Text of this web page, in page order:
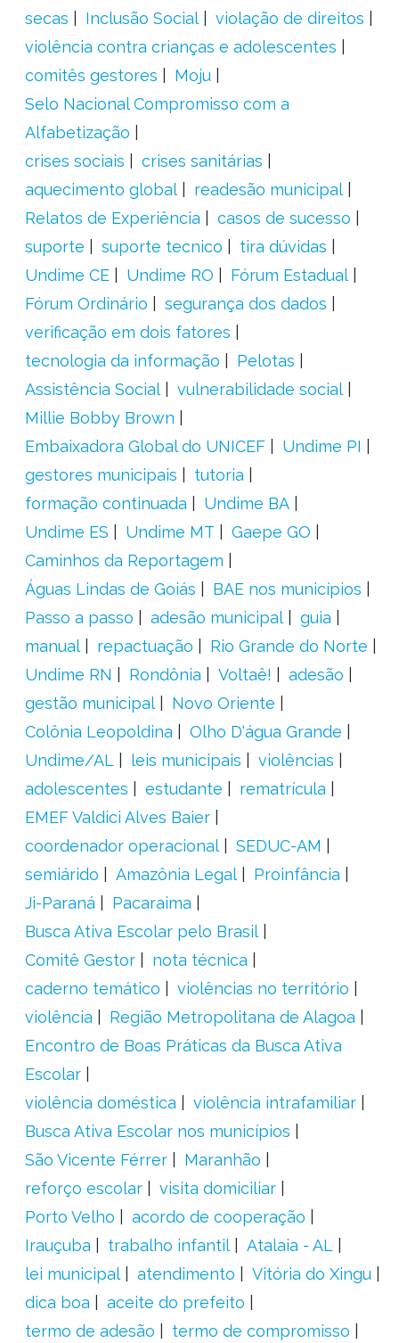
secas
Inclusão Social
violação de direitos
violência contra crianças e adolescentes
comitês gestores
Moju
Selo Nacional Compromisso com a
Alfabetização
crises sociais
crises sanitárias
aquecimento global
readesão municipal
Relatos de Experiência
casos de sucesso
suporte
suporte tecnico
tira dúvidas
Undime CE
Undime RO
Fórum Estadual
Fórum Ordinário
segurança dos dados
verificação em dois fatores
tecnologia da informação
Pelotas
Assistência Social
vulnerabilidade social
Millie Bobby Brown
Embaixadora Global do UNICEF
Undime PI
gestores municipais
tutoria
formação continuada
Undime BA
Undime ES
Undime MT
Gaepe GO
Caminhos da Reportagem
Águas Lindas de Goiás
BAE nos municípios
Passo a passo
adesão municipal
guia
manual
repactuação
Rio Grande do Norte
Undime RN
Rondônia Voltaê!
adesão
gestão municipal
Novo Oriente
Colônia Leopoldina
Olho D'água Grande
Undime/AL
leis municipais
violências
adolescentes
estudante
rematrícula
EMEF Valdici Alves Baier
coordenador operacional
SEDUC-AM
semiárido
Amazônia Legal
Proinfância
Ji-Paraná
Pacaraima
Busca Ativa Escolar pelo Brasil
Comitê Gestor
nota técnica
caderno temático
violências no território
violência
Região Metropolitana de Alagoa
Encontro de Boas Práticas da Busca Ativa
Escolar
violência doméstica
violência intrafamiliar
Busca Ativa Escolar nos municípios
São Vicente Férrer
Maranhão
reforço escolar
visita domiciliar
Porto Velho
acordo de cooperação
Irauçuba
trabalho infantil
Atalaia - AL
lei municipal
atendimento
Vitória do Xingu
dica boa
aceite do prefeito
termo de adesão
termo de compromisso